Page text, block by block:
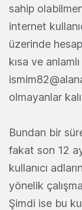
sahip
internet
üzerinde
kısa ve
olmayanlar
Bundan bir
fakat son 12
kullanıcı
yönelik
Şimdi ise bu